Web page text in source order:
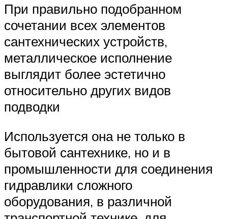
При правильно подобранном
сочетании всех элементов
сантехнических устройств,
металлическое исполнение
выглядит более эстетично
относительно других видов
подводки
Используется она не только в
бытовой сантехнике, но и в
промышленности для соединения
гидравлики сложного
оборудования, в различной